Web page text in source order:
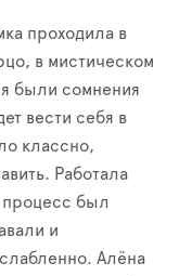
проходила в
в мистическом
были сомнения
вести себя в
классно,
Работала
процесс был
и
Алёна